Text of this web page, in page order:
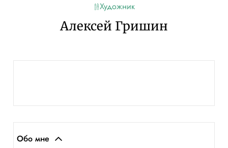
Художник
Алексей Гришин
Обо мне